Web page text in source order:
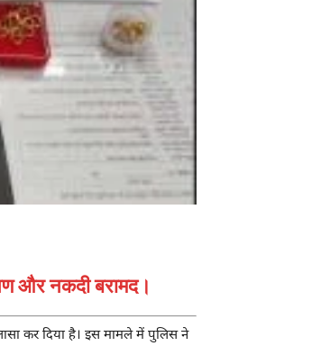
और नकदी बरामद।
कर दिया है। इस मामले में पुलिस ने